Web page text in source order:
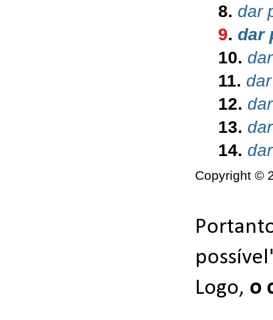
8. dar
9. dar
10.
11.
12.
13.
14.
Copyright ©
Logo, o